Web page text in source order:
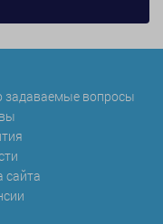
задаваемые вопросы
сайта